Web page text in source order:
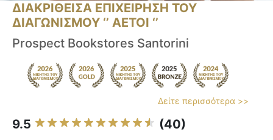
ΔΙΑΚΡΙΘΕΙΣΑ ΕΠΙΧΕΙΡΗΣΗ ΤΟΥ
ΔΙΑΓΩΝΙΣΜΟΥ ‘’ ΑΕΤΟΙ ‘’
Prospect Bookstores Santorini
Δείτε περισσότερα >>
9.5 (40)